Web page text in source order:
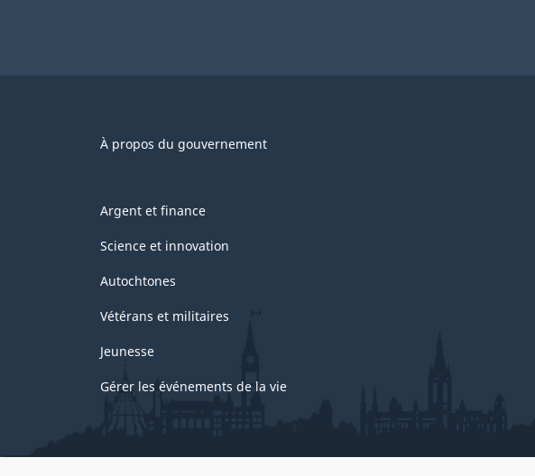
À propos du gouvernement
Argent et finance
Science et innovation
Autochtones
Vétérans et militaires
Jeunesse
Gérer les événements de la vie